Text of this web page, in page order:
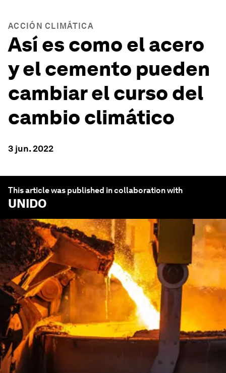
ACCIÓN CLIMÁTICA
Así es como el acero
y el cemento pueden
cambiar el curso del
cambio climático
3 jun. 2022
This article was published in collaboration with
UNIDO